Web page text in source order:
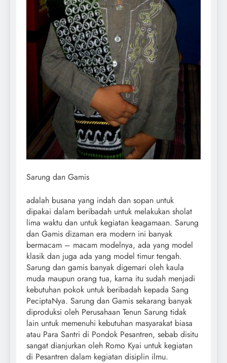
Sarung dan Gamis
adalah busana yang indah dan sopan untuk
dipakai dalam beribadah untuk melakukan sholat
lima waktu dan untuk kegiatan keagamaan. Sarung
dan Gamis dizaman era modern ini banyak
bermacam – macam modelnya, ada yang model
klasik dan juga ada yang model timur tengah.
Sarung dan gamis banyak digemari oleh kaula
muda maupun orang tua, karna itu sudah menjadi
kebutuhan pokok untuk beribadah kepada Sang
PeciptaNya. Sarung dan Gamis sekarang banyak
diproduksi oleh Perusahaan Tenun Sarung tidak
lain untuk memenuhi kebutuhan masyarakat biasa
atau Para Santri di Pondok Pesantren, sebab disitu
sangat dianjurkan oleh Romo Kyai untuk kegiatan
di Pesantren dalam kegiatan disiplin ilmu.